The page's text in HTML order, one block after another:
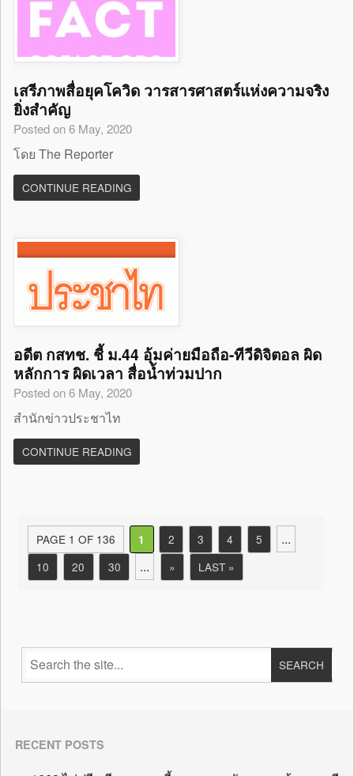
เสรีภาพสื่อยุคโควิด วารสารศาสตร์แห่งความจริง
ยิ่งสำคัญ
Posted on 6 May, 2020
โดย The Reporter
CONTINUE READING
อดีต กสทช. ชี้ ม.44 อุ้มค่ายมือถือ-ทีวีดิจิตอล ผิด
หลักการ ผิดเวลา สื่อน้ำท่วมปาก
Posted on 6 May, 2020
สำนักข่าวประชาไท
CONTINUE READING
PAGE 1 OF 136 1 2 3 4 5 ...
10 20 30 ... » LAST »
RECENT POSTS